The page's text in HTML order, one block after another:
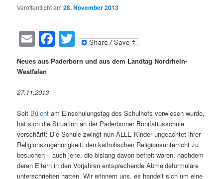
Veröffentlicht am28. November 2013
EmailFacebook
Twitter
Neues aus Paderborn und aus dem Landtag Nordrhein-
Westfalen
27.11.2013
Seit Bülentam Einschulungstag des Schulhofs verwiesen wurde,
hat sich die Situation an der Paderborner Bonifatiusschule
verschärft: Die Schule zwingt nun ALLE Kinder ungeachtet ihrer
Religionszugehörigkeit, den katholischen Religionsunterricht zu
besuchen – auch jene, die bislang davon befreit waren, nachdem
deren Eltern in den Vorjahren entsprechende Abmeldeformulare
unterschrieben hatten. Wir erinnern uns, es handelt sich um eine